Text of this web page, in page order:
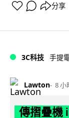
分享
3C科技 手提
Lawton 8 小
傳摺疊機